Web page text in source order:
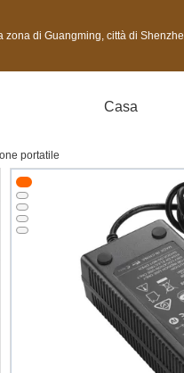
città di Shenzhen, provincia del Guangdong, Cina
Casa
portatile